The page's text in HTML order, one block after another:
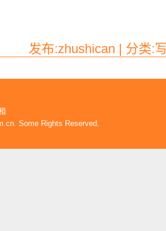
发布:zhushican | 分类:
Some Rights Reserved.